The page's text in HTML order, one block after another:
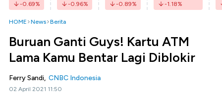
-0.69% -0.96% -0.89% -1.18%
HOME News Berita
Buruan Ganti Guys! Kartu ATM
Lama Kamu Bentar Lagi Diblokir
Ferry Sandi, CNBC Indonesia
02 April 2021 11:50